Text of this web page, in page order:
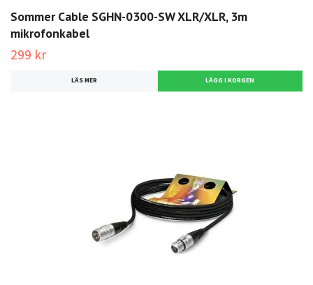
Sommer Cable SGHN-0300-SW XLR/XLR, 3m
mikrofonkabel
299 kr
LÄS MER